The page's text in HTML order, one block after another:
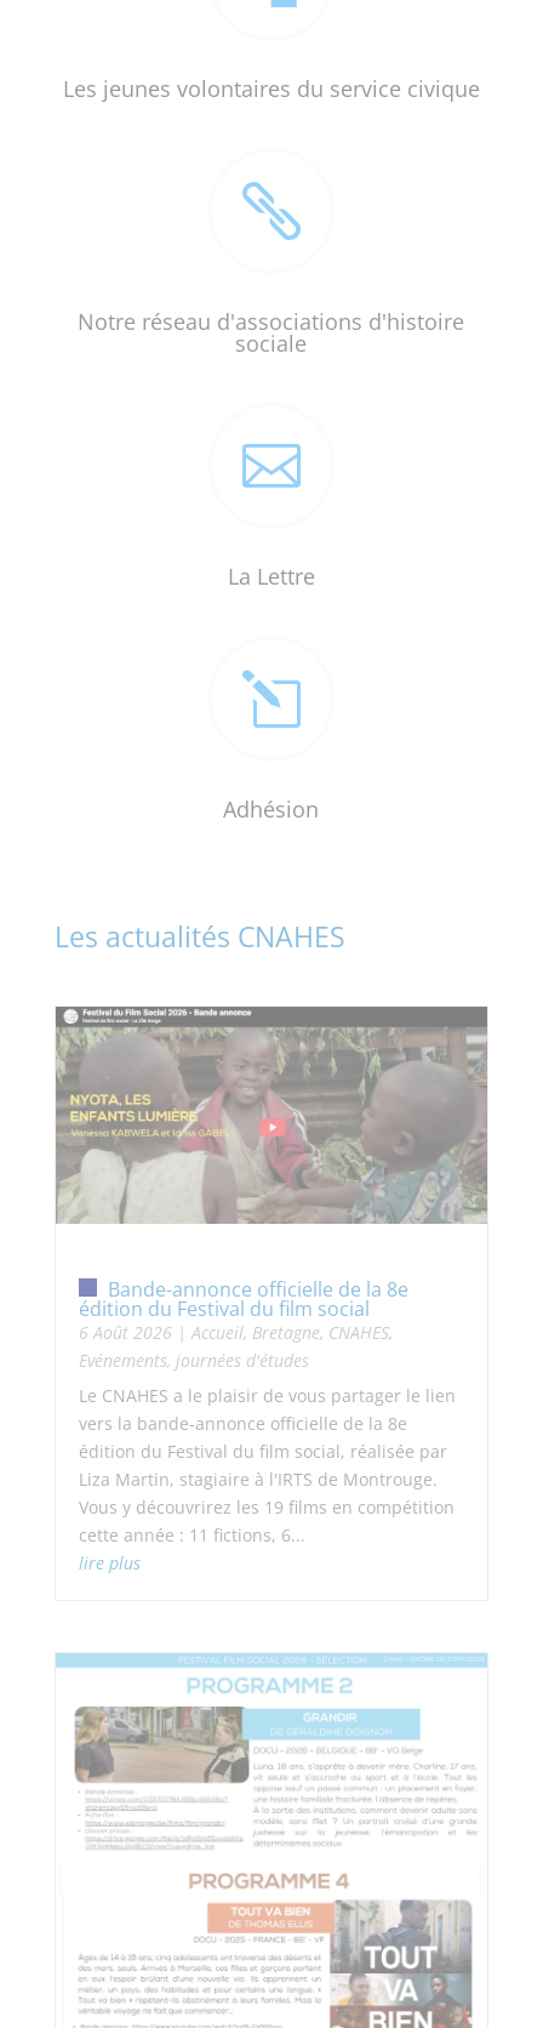
Les jeunes volontaires du service civique

Notre réseau d'associations d'histoire
sociale

La Lettre
l
Adhésion
Les actualités CNAHES
Bande-annonce officielle de la 8e
édition du Festival du film social
6 Août 2026|Accueil, Bretagne, CNAHES,
Evénements, journées d'études
Le CNAHES a le plaisir de vous partager le lien
vers la bande-annonce officielle de la 8e
édition du Festival du film social, réalisée par
Liza Martin, stagiaire à l'IRTS de Montrouge.
Vous y découvrirez les 19 films en compétition
cette année : 11 fictions, 6...
lire plus